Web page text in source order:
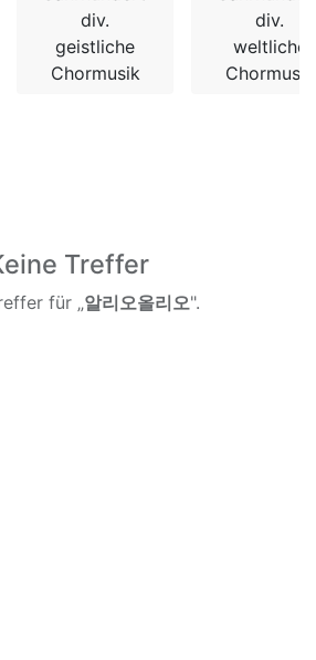
div.
geistliche
Chormusik
div.
weltliche
Chormusik
Treffer
für „알리오올리오".